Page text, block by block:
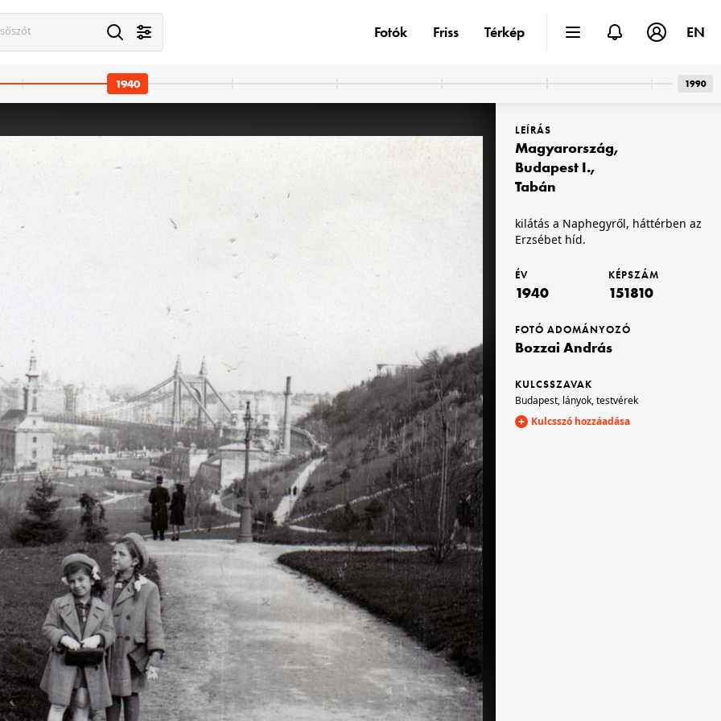
1940 · Miskolc · Diósgyőr
vasgyári teniszpályák.
1940 · Losonc
1940
Diósgyőr
1940 · Miskolc · Diósgyőr
vasgyári teniszpályák.
1940 · Miskolc · Diósgyőr
vasgyári teniszpályák.
1940 · Miskolc · Diósgyőr
vasgyári teniszpályák.
1940 · Lemhény 1940 · Tekerőpatak
1940 · Tekerőpatak
székelykapu.
LEÍRÁS
Magyarország,
Budapest I.,
Tabán
kilátás a Naphegyről, háttérben az
Erzsébet híd.
ÉV
1940
KÉPSZÁM
151810
FOTÓ ADOMÁNYOZÓ
Bozzai András
KULCSSZAVAK
Budapest, lányok,testvérek
Kulcsszó hozzáadása
Fotók Friss Térkép EN
1990
1940